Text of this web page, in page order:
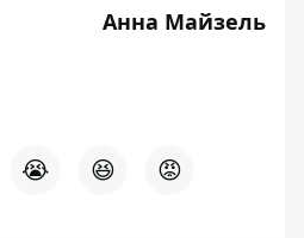
Анна Майзель
😭 😆 😡